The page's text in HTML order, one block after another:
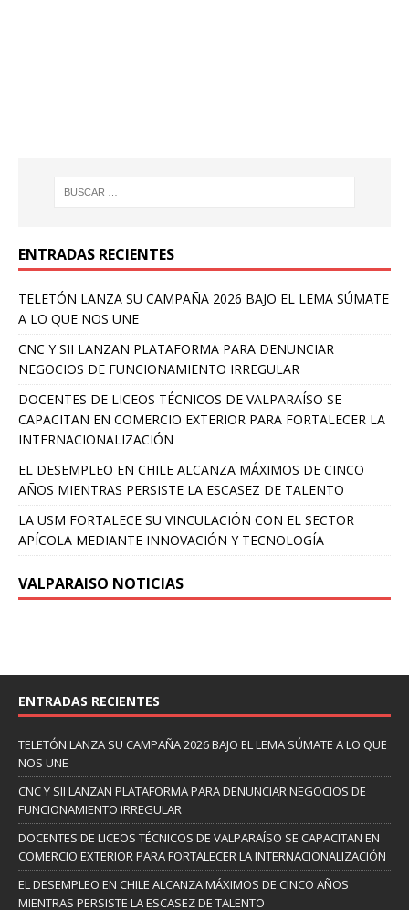
ENTRADAS RECIENTES
TELETÓN LANZA SU CAMPAÑA 2026 BAJO EL LEMA SÚMATE
A LO QUE NOS UNE
CNC Y SII LANZAN PLATAFORMA PARA DENUNCIAR
NEGOCIOS DE FUNCIONAMIENTO IRREGULAR
DOCENTES DE LICEOS TÉCNICOS DE VALPARAÍSO SE
CAPACITAN EN COMERCIO EXTERIOR PARA FORTALECER LA
INTERNACIONALIZACIÓN
EL DESEMPLEO EN CHILE ALCANZA MÁXIMOS DE CINCO
AÑOS MIENTRAS PERSISTE LA ESCASEZ DE TALENTO
LA USM FORTALECE SU VINCULACIÓN CON EL SECTOR
APÍCOLA MEDIANTE INNOVACIÓN Y TECNOLOGÍA
VALPARAISO NOTICIAS
ENTRADAS RECIENTES
TELETÓN LANZA SU CAMPAÑA 2026 BAJO EL LEMA SÚMATE A LO QUE
NOS UNE
CNC Y SII LANZAN PLATAFORMA PARA DENUNCIAR NEGOCIOS DE
FUNCIONAMIENTO IRREGULAR
DOCENTES DE LICEOS TÉCNICOS DE VALPARAÍSO SE CAPACITAN EN
COMERCIO EXTERIOR PARA FORTALECER LA INTERNACIONALIZACIÓN
EL DESEMPLEO EN CHILE ALCANZA MÁXIMOS DE CINCO AÑOS
MIENTRAS PERSISTE LA ESCASEZ DE TALENTO